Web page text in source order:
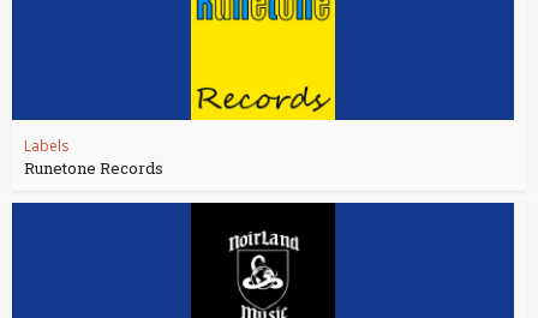
Labels
Runetone Records